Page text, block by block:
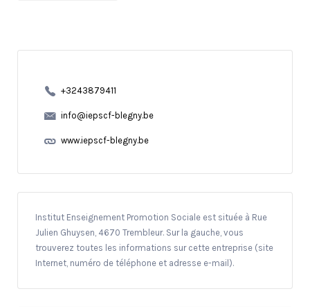
+3243879411
info@iepscf-blegny.be
www.iepscf-blegny.be
Institut Enseignement Promotion Sociale est située à Rue
Julien Ghuysen, 4670 Trembleur. Sur la gauche, vous
trouverez toutes les informations sur cette entreprise (site
Internet, numéro de téléphone et adresse e-mail).